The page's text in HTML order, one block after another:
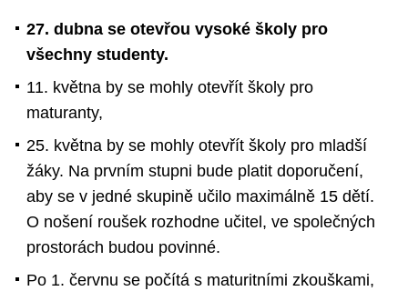
27. dubna se otevřou vysoké školy pro
všechny studenty.
11. května by se mohly otevřít školy pro
maturanty,
25. května by se mohly otevřít školy pro mladší
žáky. Na prvním stupni bude platit doporučení,
aby se v jedné skupině učilo maximálně 15 dětí.
O nošení roušek rozhodne učitel, ve společných
prostorách budou povinné.
Po 1. červnu se počítá s maturitními zkouškami,